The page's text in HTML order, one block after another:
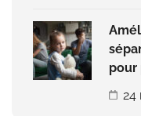
pour
24